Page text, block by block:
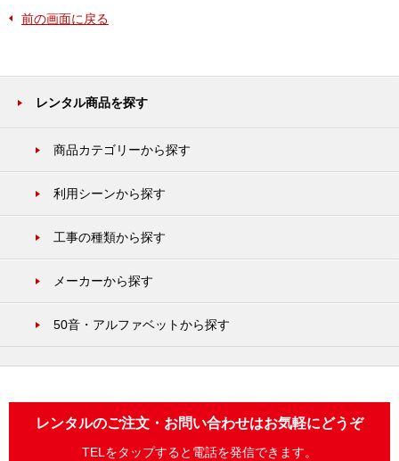
前の画面に戻る
レンタル商品を探す
商品カテゴリーから探す
利用シーンから探す
工事の種類から探す
メーカーから探す
50音・アルファベットから探す
レンタルのご注文・お問い合わせはお気軽にどうぞ
TELをタップすると電話を発信できます。